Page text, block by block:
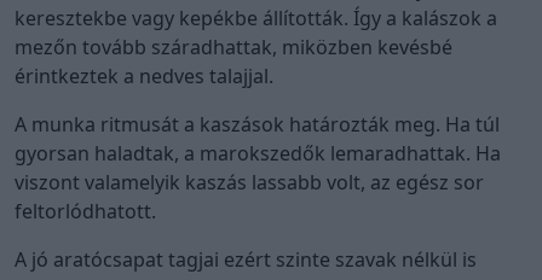
keresztekbe vagy kepékbe állították. Így a kalászok a
mezőn tovább száradhattak, miközben kevésbé
érintkeztek a nedves talajjal.
A munka ritmusát a kaszások határozták meg. Ha túl
gyorsan haladtak, a marokszedők lemaradhattak. Ha
viszont valamelyik kaszás lassabb volt, az egész sor
feltorlódhatott.
A jó aratócsapat tagjai ezért szinte szavak nélkül is